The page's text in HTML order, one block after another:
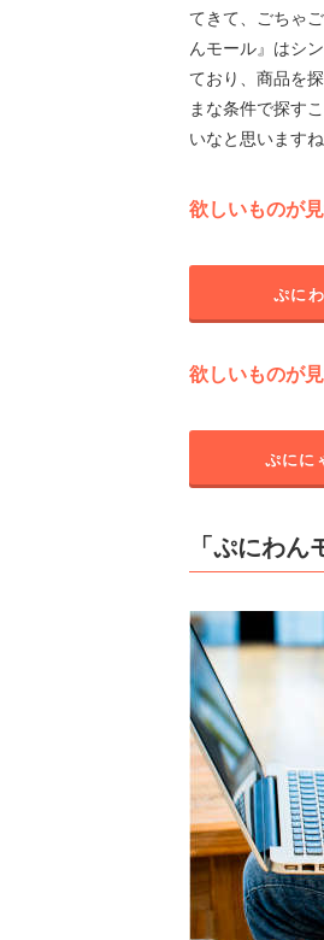
てきて、ごちゃ
んモール』はシ
ており、商品を
まな条件で探す
いなと思いますね
欲しいものが
ぷに
欲しいものが
ぷにに
「ぷにわ